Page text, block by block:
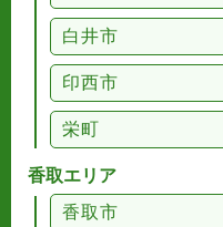
白井市
印西市
栄町
香取エリア
香取市